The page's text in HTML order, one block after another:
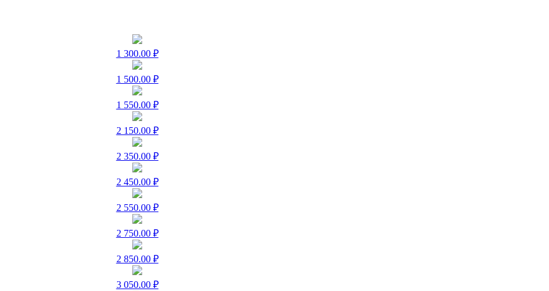
1 300.00 ₽
1 500.00 ₽
1 550.00 ₽
2 150.00 ₽
2 350.00 ₽
2 450.00 ₽
2 550.00 ₽
2 750.00 ₽
2 850.00 ₽
3 050.00 ₽